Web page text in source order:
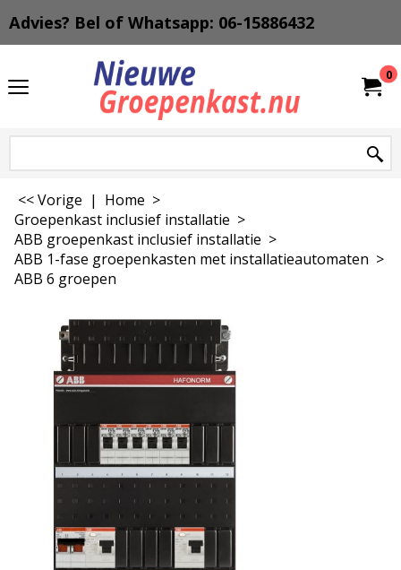
Advies? Bel of Whatsapp: 06-15886432
0
<< Vorige | Home >
Groepenkast inclusief installatie >
ABB groepenkast inclusief installatie >
ABB 1-fase groepenkasten met installatieautomaten >
ABB 6 groepen